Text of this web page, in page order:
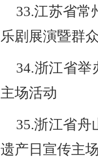
33.江苏省常
乐剧展演暨群
34.浙江省
主场活动
35.浙江省舟
遗产日宣传主